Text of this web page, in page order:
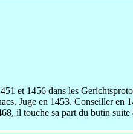
et 1456 dans les
Juge en 1453. Conseiller en
il touche sa part du butin suite